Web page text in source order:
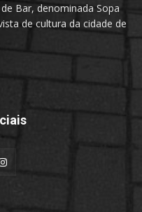
Bar, denominada Sopa
de cultura da cidade de